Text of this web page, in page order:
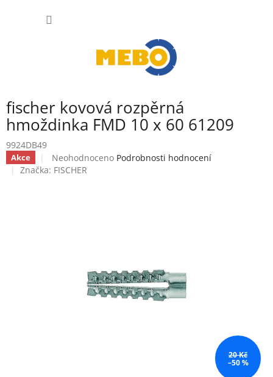
fischer kovová rozpěrná
hmoždinka FMD 10 x 60 61209
9924DB49
Akce
Průměrné
hodnocení
Neohodnoceno Podrobnosti hodnocení
Značka: FISCHER
20 Kč
–50 %